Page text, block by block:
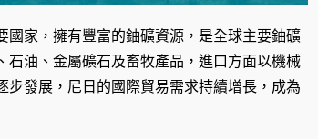
國家，擁有豐富的鈾礦資源，是全球主要鈾礦
石油、金屬礦石及畜牧產品，進口方面以機械
發展，尼日的國際貿易需求持續增長，成為